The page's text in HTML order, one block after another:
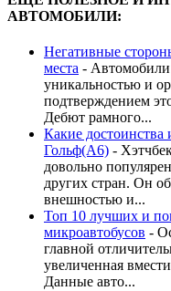
АВТОМОБИЛИ:
Негативные
места -
уникальностью и
подтверждением
Дебют рамного...
Какие достоинства
Гольф(А6) -
довольно
других стран. Он
внешностью и...
Топ 10 лучших и
микроавтобусов -
главной
увеличенная
Данные авто...